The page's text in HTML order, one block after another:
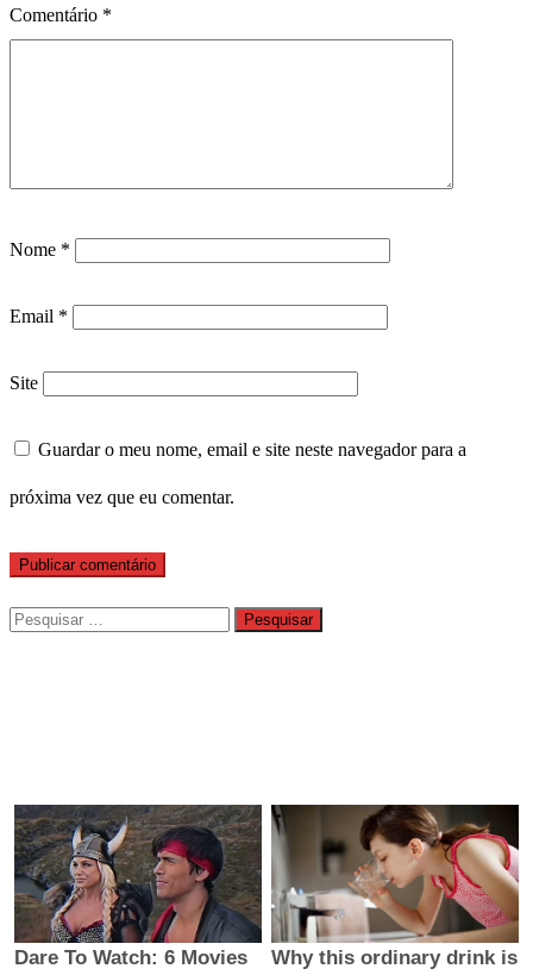
Comentário *
Nome *
Email *
Site
Guardar o meu nome, email e site neste navegador para a
próxima vez que eu comentar.
Pesquisar
por: